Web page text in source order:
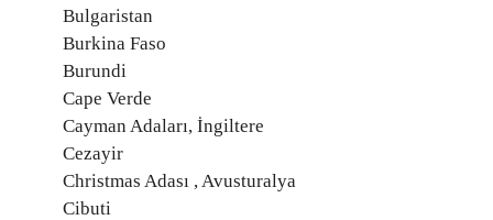
Bulgaristan
Burkina Faso
Burundi
Cape Verde
Cayman Adaları, İngiltere
Cezayir
Christmas Adası , Avusturalya
Cibuti